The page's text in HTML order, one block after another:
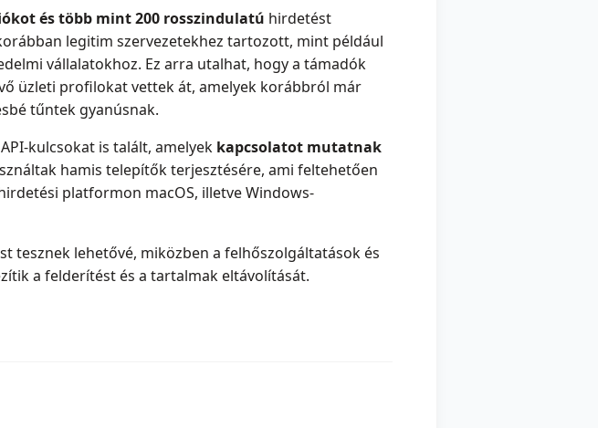
és több mint 200 rosszindulatú hirdetést
legitim szervezetekhez tartozott, mint például
vállalatokhoz. Ez arra utalhat, hogy a támadók
üzleti profilokat vettek át, amelyek korábbról már
tűntek gyanúsnak.
kulcsokat is talált, amelyek kapcsolatot mutatnak
hamis telepítők terjesztésére, ami feltehetően
platformon macOS, illetve Windows-
tesznek lehetővé, miközben a felhőszolgáltatások és
a felderítést és a tartalmak eltávolítását.